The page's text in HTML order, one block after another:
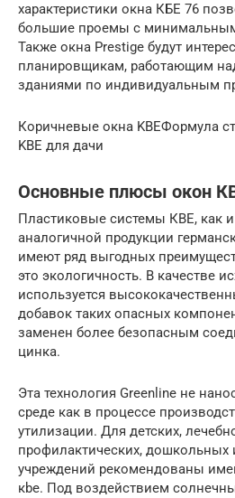
характеристики окна КБЕ 76
большие проемы с
Также окна Prestige будут
планировщикам, работающим
зданиями по индивидуальным
Коричневые окна KBEФормула
KBE для дачи
Основные плюсы окон
Пластиковые системы КВЕ, как
аналогичной продукции
имеют ряд выгодных
это экологичность. В качестве
используется
добавок таких опасных
заменен более безопасным
цинка.
Эта технология Greenline не
среде как в процессе
утилизации. Для детских,
профилактических,
учреждений рекомендованы
кbе. Под воздействием